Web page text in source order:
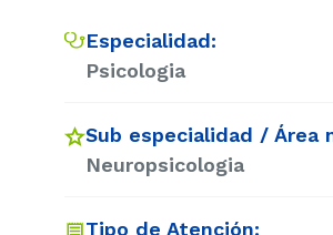
Especialidad:
Psicologia
Sub especialidad / Área
Neuropsicologia
Tipo de Atención: